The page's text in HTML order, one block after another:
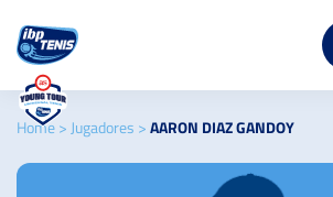
Home> Jugadores >AARON DIAZ GANDOY